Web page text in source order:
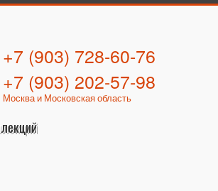
+7 (903) 728-60-76
+7 (903) 202-57-98
Москва и Московская область